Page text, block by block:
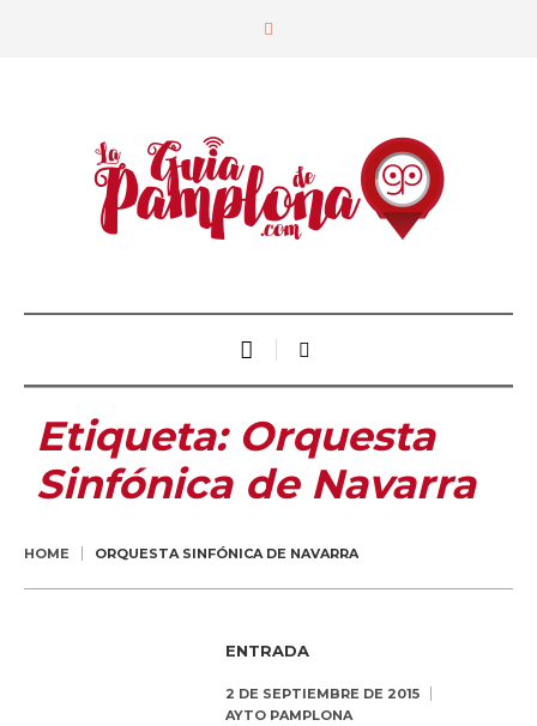
Etiqueta: Orquesta
Sinfónica de Navarra
HOME ORQUESTA SINFÓNICA DE NAVARRA
ENTRADA
2 DE SEPTIEMBRE DE 2015
AYTO PAMPLONA